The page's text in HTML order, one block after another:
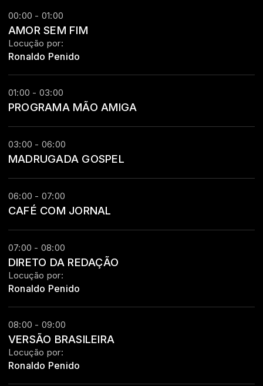
00:00 - 01:00
AMOR SEM FIM
Locução por:
Ronaldo Penido
01:00 - 03:00
PROGRAMA MÃO AMIGA
03:00 - 06:00
MADRUGADA GOSPEL
06:00 - 07:00
CAFÉ COM JORNAL
07:00 - 08:00
DIRETO DA REDAÇÃO
Locução por:
Ronaldo Penido
08:00 - 09:00
VERSÃO BRASILEIRA
Locução por:
Ronaldo Penido